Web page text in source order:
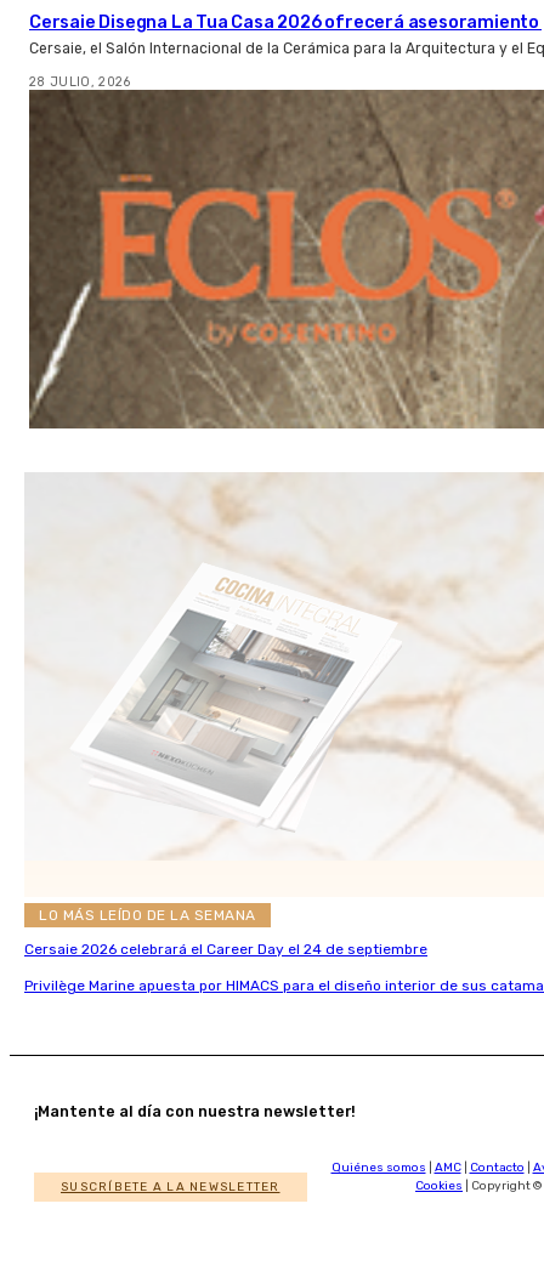
Cersaie Disegna La Tua Casa 2026 ofrecerá
Cersaie, el Salón Internacional de la Cerámica para la Arquitectura y el
28 JULIO, 2026
LO MÁS LEÍDO DE LA SEMANA
Cersaie 2026 celebrará el Career Day el 24 de septiembre
Privilège Marine apuesta por HIMACS para el diseño interior de sus
¡Mantente al día con nuestra newsletter!
SUSCRÍBETE A LA NEWSLETTER
Quiénes somos AMC| Contacto
Cookies | Copyright